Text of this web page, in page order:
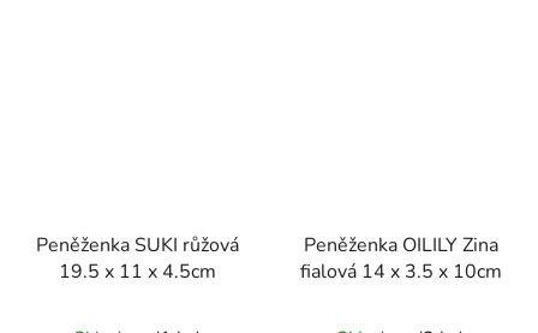
Peněženka SUKI růžová
19.5 x 11 x 4.5cm
Peněženka OILILY Zina
fialová 14 x 3.5 x 10cm